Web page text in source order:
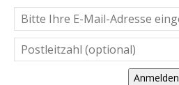
Anmelden